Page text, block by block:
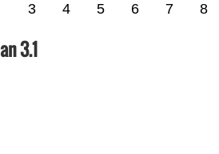
3 4 5 6 7 8
3.1